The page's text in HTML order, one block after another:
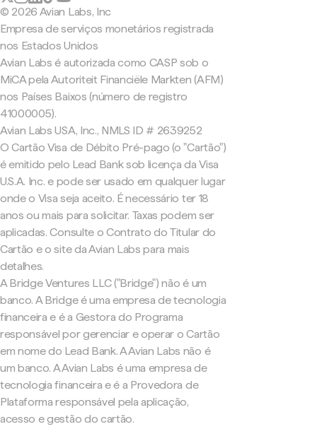
© 2026 Avian Labs, Inc
Empresa de serviços monetários registrada
nos Estados Unidos
Avian Labs é autorizada como CASP sob o
MiCA pela Autoriteit Financiële Markten (AFM)
nos Países Baixos (número de registro
41000005).
Avian Labs USA, Inc., NMLS ID # 2639252
O Cartão Visa de Débito Pré-pago (o "Cartão")
é emitido pelo Lead Bank sob licença da Visa
U.S.A. Inc. e pode ser usado em qualquer lugar
onde o Visa seja aceito. É necessário ter 18
anos ou mais para solicitar. Taxas podem ser
aplicadas. Consulte o Contrato do Titular do
Cartão e o site da Avian Labs para mais
detalhes.
A Bridge Ventures LLC ("Bridge") não é um
banco. A Bridge é uma empresa de tecnologia
financeira e é a Gestora do Programa
responsável por gerenciar e operar o Cartão
em nome do Lead Bank. A Avian Labs não é
um banco. A Avian Labs é uma empresa de
tecnologia financeira e é a Provedora de
Plataforma responsável pela aplicação,
acesso e gestão do cartão.